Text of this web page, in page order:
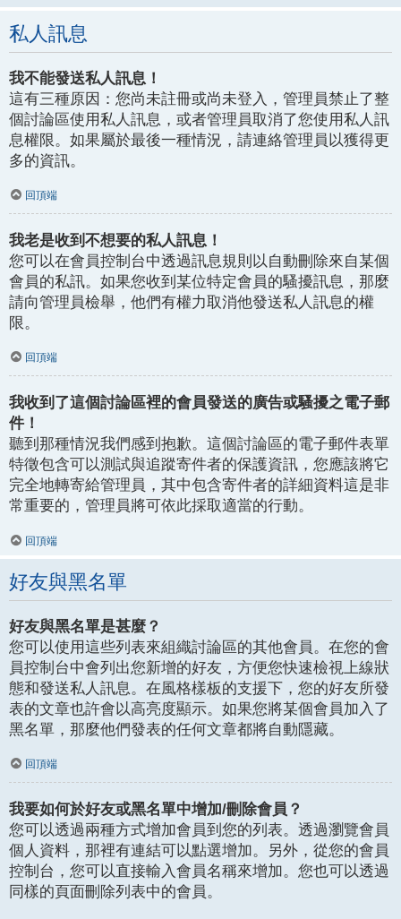
私人訊息
我不能發送私人訊息！
這有三種原因：您尚未註冊或尚未登入，管理員禁止了整
個討論區使用私人訊息，或者管理員取消了您使用私人訊
息權限。如果屬於最後一種情況，請連絡管理員以獲得更
多的資訊。
回頂端
我老是收到不想要的私人訊息！
您可以在會員控制台中透過訊息規則以自動刪除來自某個
會員的私訊。如果您收到某位特定會員的騷擾訊息，那麼
請向管理員檢舉，他們有權力取消他發送私人訊息的權
限。
回頂端
我收到了這個討論區裡的會員發送的廣告或騷擾之電子郵
件！
聽到那種情況我們感到抱歉。這個討論區的電子郵件表單
特徵包含可以測試與追蹤寄件者的保護資訊，您應該將它
完全地轉寄給管理員，其中包含寄件者的詳細資料這是非
常重要的，管理員將可依此採取適當的行動。
回頂端
好友與黑名單
好友與黑名單是甚麼？
您可以使用這些列表來組織討論區的其他會員。在您的會
員控制台中會列出您新增的好友，方便您快速檢視上線狀
態和發送私人訊息。在風格樣板的支援下，您的好友所發
表的文章也許會以高亮度顯示。如果您將某個會員加入了
黑名單，那麼他們發表的任何文章都將自動隱藏。
回頂端
我要如何於好友或黑名單中增加/刪除會員？
您可以透過兩種方式增加會員到您的列表。透過瀏覽會員
個人資料，那裡有連結可以點選增加。另外，從您的會員
控制台，您可以直接輸入會員名稱來增加。您也可以透過
同樣的頁面刪除列表中的會員。